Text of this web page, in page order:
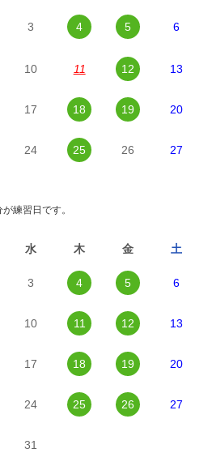
3 4 5 6
10 11 12 13
17 18 19 20
24 25 26 27
練習日です。
水 木 金 土
3 4 5 6
10 11 12 13
17 18 19 20
24 25 26 27
31